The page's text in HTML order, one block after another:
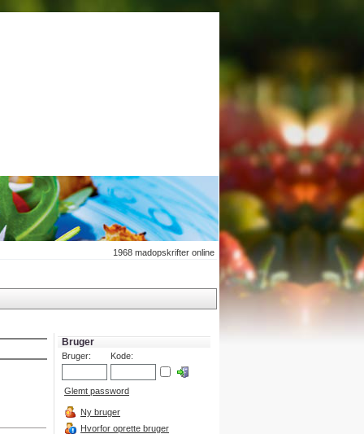
1968 madopskrifter online
Bruger
Bruger: Kode:
Glemt password
Ny bruger
Hvorfor oprette bruger